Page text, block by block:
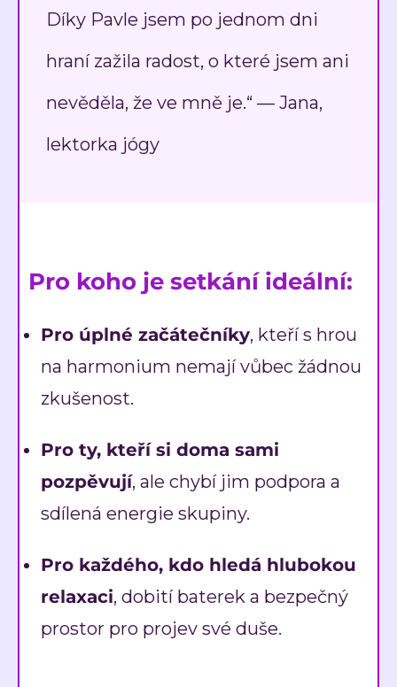
Díky Pavle jsem po jednom dni
hraní zažila radost, o které jsem ani
nevěděla, že ve mně je.“ — Jana,
lektorka jógy
Pro koho je setkání ideální:
Pro úplné začátečníky, kteří s hrou
na harmonium nemají vůbec žádnou
zkušenost.
Pro ty, kteří si doma sami
pozpěvují, ale chybí jim podpora a
sdílená energie skupiny.
Pro každého, kdo hledá hlubokou
relaxaci, dobití baterek a bezpečný
prostor pro projev své duše.